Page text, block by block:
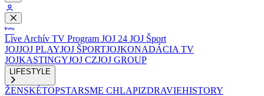
Live Archív TV Program JOJ 24 JOJ Šport
JOJJOJ PLAYJOJ ŠPORTJOJKONADÁCIA TV
JOJKASTINGYJOJ CZJOJ GROUP
LIFESTYLE
ŽENSKÉTOPSTARSME CHLAPIZDRAVIEHISTORY